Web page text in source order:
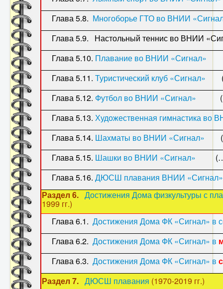
Глава 5.8. Многоборье ГТО во ВНИИ
Глава 5.9. Настольный теннис во ВНИИ
Глава 5.10. Плавание во ВНИИ «Сигнал»
Глава 5.11. Туристический клуб «Сигнал»
Глава 5.12. Футбол во ВНИИ «Сигнал»
Глава 5.13. Художественная гимнастика во
Глава 5.14. Шахматы во ВНИИ «Сигнал»
Глава 5.15. Шашки во ВНИИ «Сигнал»
Глава 5.16. ДЮСШ плавания ВНИИ «Сигнал»
Раздел 6. Достижения Дома физкультуры с
1999 гг.)
Глава 6.1. Достижения Дома ФК «Сигнал» в
Глава 6.2. Достижения Дома ФК «Сигнал» в
Глава 6.3. Достижения Дома ФК «Сигнал» в
Раздел 7. ДЮСШ плавания (1970-2019 гг.)